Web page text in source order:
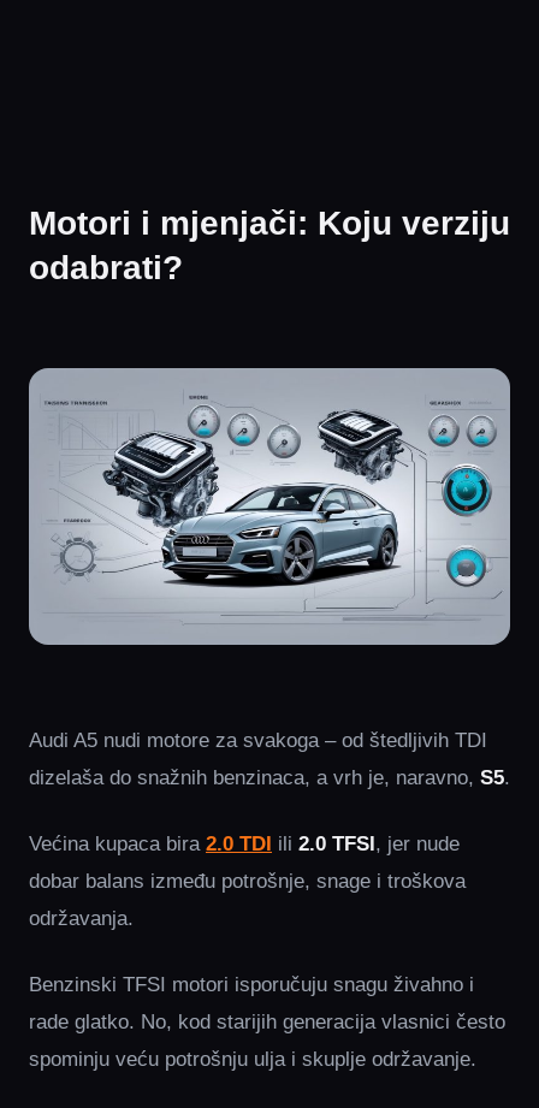
Motori i mjenjači: Koju verziju
odabrati?
Audi A5 nudi motore za svakoga – od štedljivih TDI
dizelaša do snažnih benzinaca, a vrh je, naravno, S5.
Većina kupaca bira 2.0 TDI ili 2.0 TFSI , jer nude
dobar balans između potrošnje, snage i troškova
održavanja.
Benzinski TFSI motori isporučuju snagu živahno i
rade glatko. No, kod starijih generacija vlasnici često
spominju veću potrošnju ulja i skuplje održavanje.